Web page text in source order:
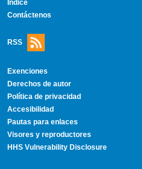
Índice
Contáctenos
RSS
Exenciones
Derechos de autor
Política de privacidad
Accesibilidad
Pautas para enlaces
Visores y reproductores
HHS Vulnerability Disclosure